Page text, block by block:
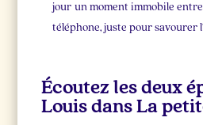
jour un moment immobile
téléphone, juste pour savourer
Écoutez les deux
Louis dans La